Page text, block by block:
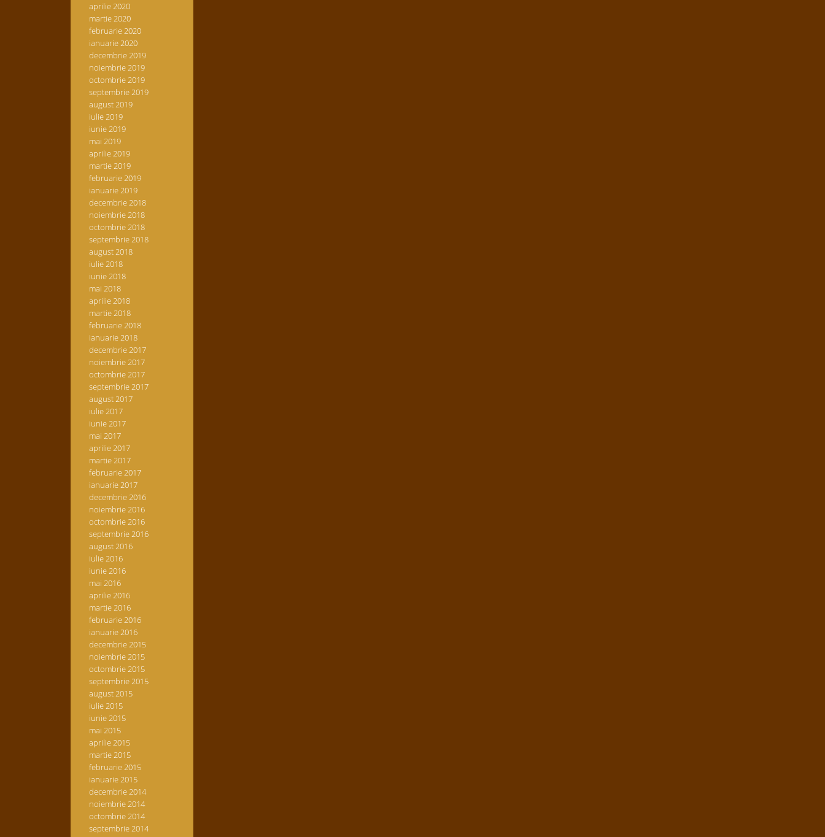
aprilie 2020
martie 2020
februarie 2020
ianuarie 2020
decembrie 2019
noiembrie 2019
octombrie 2019
septembrie 2019
august 2019
iulie 2019
iunie 2019
mai 2019
aprilie 2019
martie 2019
februarie 2019
ianuarie 2019
decembrie 2018
noiembrie 2018
octombrie 2018
septembrie 2018
august 2018
iulie 2018
iunie 2018
mai 2018
aprilie 2018
martie 2018
februarie 2018
ianuarie 2018
decembrie 2017
noiembrie 2017
octombrie 2017
septembrie 2017
august 2017
iulie 2017
iunie 2017
mai 2017
aprilie 2017
martie 2017
februarie 2017
ianuarie 2017
decembrie 2016
noiembrie 2016
octombrie 2016
septembrie 2016
august 2016
iulie 2016
iunie 2016
mai 2016
aprilie 2016
martie 2016
februarie 2016
ianuarie 2016
decembrie 2015
noiembrie 2015
octombrie 2015
septembrie 2015
august 2015
iulie 2015
iunie 2015
mai 2015
aprilie 2015
martie 2015
februarie 2015
ianuarie 2015
decembrie 2014
noiembrie 2014
octombrie 2014
septembrie 2014